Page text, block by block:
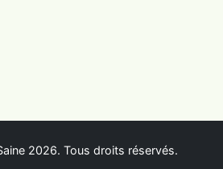
2026. Tous droits réservés.